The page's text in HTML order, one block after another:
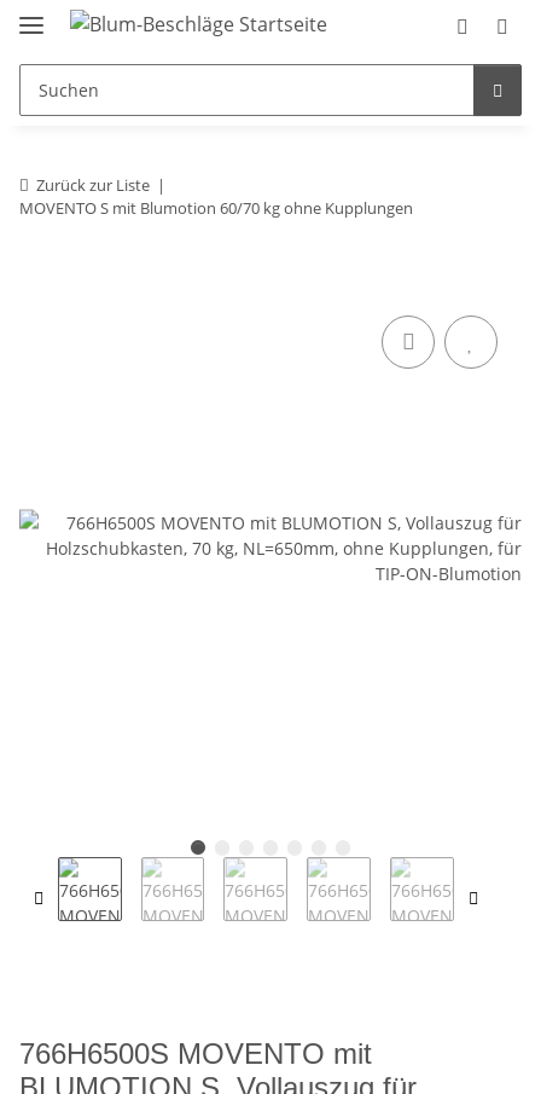
Zurück zur Liste
MOVENTO S mit Blumotion 60/70 kg ohne Kupplungen
766H6500S MOVENTO mit
BLUMOTION S, Vollauszug für